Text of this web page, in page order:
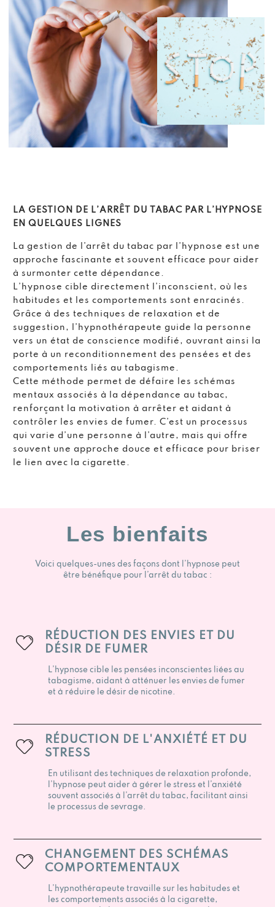
LA GESTION DE L’ARRÊT DU TABAC PAR L’HYPNOSE
EN QUELQUES LIGNES
La gestion de l’arrêt du tabac par l’hypnose est une
approche fascinante et souvent efficace pour aider
à surmonter cette dépendance.
L’hypnose cible directement l’inconscient, où les
habitudes et les comportements sont enracinés.
Grâce à des techniques de relaxation et de
suggestion, l’hypnothérapeute guide la personne
vers un état de conscience modifié, ouvrant ainsi la
porte à un reconditionnement des pensées et des
comportements liés au tabagisme.
Cette méthode permet de défaire les schémas
mentaux associés à la dépendance au tabac,
renforçant la motivation à arrêter et aidant à
contrôler les envies de fumer. C’est un processus
qui varie d’une personne à l’autre, mais qui offre
souvent une approche douce et efficace pour briser
le lien avec la cigarette.
Les bienfaits
Voici quelques-unes des façons dont l’hypnose peut
être bénéfique pour l’arrêt du tabac :
RÉDUCTION DES ENVIES ET DU
DÉSIR DE FUMER
L’hypnose cible les pensées inconscientes liées au
tabagisme, aidant à atténuer les envies de fumer
et à réduire le désir de nicotine.
RÉDUCTION DE L'ANXIÉTÉ ET DU
STRESS
En utilisant des techniques de relaxation profonde,
l’hypnose peut aider à gérer le stress et l’anxiété
souvent associés à l’arrêt du tabac, facilitant ainsi
le processus de sevrage.
CHANGEMENT DES SCHÉMAS
COMPORTEMENTAUX
L’hypnothérapeute travaille sur les habitudes et
les comportements associés à la cigarette,